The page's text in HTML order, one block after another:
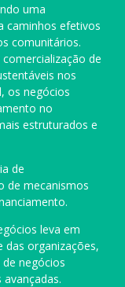
uma
caminhos efetivos
comunitários.
de
nos
os negócios
no
estruturados e
de
de mecanismos
leva em
das organizações,
negócios